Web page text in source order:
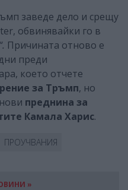
заведе дело и срещу
обвинявайки го в
Причината отново е
преди
което отчете
за Тръмп, но
преднина за
Камала Харис.
ПРОУЧВАНИЯ
»